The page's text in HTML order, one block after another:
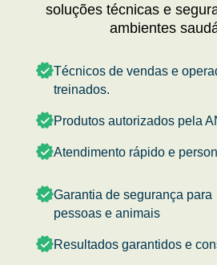
soluções técnicas e
ambientes
Técnicos de vendas e
treinados.
Produtos autorizados pela
Atendimento rápido e
Garantia de segurança para
pessoas e animais
Resultados garantidos e